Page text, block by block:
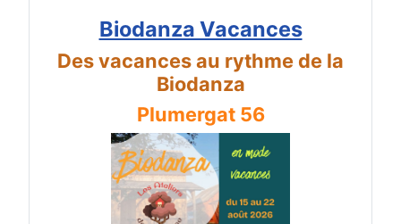
Biodanza Vacances
Des vacances au rythme de la
Biodanza
Plumergat 56